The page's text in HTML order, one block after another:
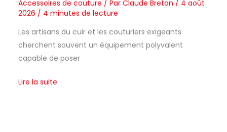
Accessoires de couture / Par Claude Breton / 4 août
2026 / 4 minutes de lecture
Les artisans du cuir et les couturiers exigeants
cherchent souvent un équipement polyvalent
capable de poser
Lire la suite